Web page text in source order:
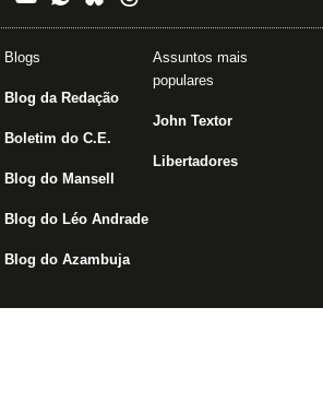
Blogs
Blog da Redação
Boletim do C.E.
Blog do Mansell
Blog do Léo Andrade
Blog do Azambuja
Assuntos mais
populares
John Textor
Libertadores